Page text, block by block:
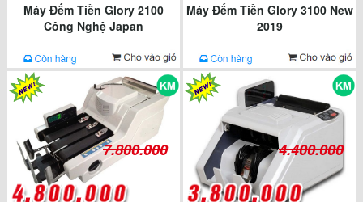
Máy Đếm Tiền Glory 2100
Công Nghệ Japan
Máy Đếm Tiền Glory 3100 New
2019
7.800.000 4.400.000